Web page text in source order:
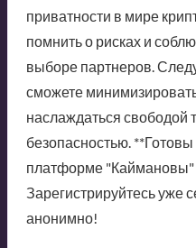
приватности в мире
помнить о рисках и
выборе партнеров.
сможете
наслаждаться свободой
безопасностью. **Готовы
платформе "Каймановы"
Зарегистрируйтесь уже
анонимно!